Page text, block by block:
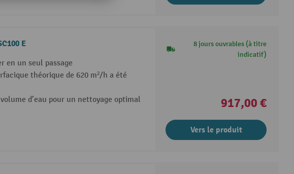
E
en un seul passage
théorique de 620 m²/h a été
d’eau pour un nettoyage optimal
8 jours ouvrables (à titre
indicatif)
917,00 €
Vers le produit